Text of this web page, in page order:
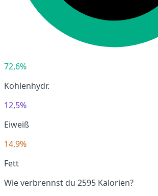
72,6%
Kohlenhydr.
12,5%
Eiweiß
14,9%
Fett
Wie verbrennst du 2595 Kalorien?